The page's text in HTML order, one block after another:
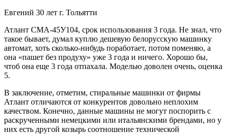
Евгений 30 лет г. Тольятти
Атлант СМА-45У104, срок использования 3 года. Не знал, что
такое бывает, думал куплю дешевую белорусскую машинку
автомат, хоть сколько-нибудь поработает, потом поменяю, а
она «пашет без продуху» уже 3 года и ничего. Хорошо бы,
чтоб она еще 3 года отпахала. Моделью доволен очень, оценка
5.
В заключение, отметим, стиральные машинки от фирмы
Атлант отличаются от конкурентов довольно неплохим
качеством. Конечно, данные машины не могут поспорить с
раскрученными немецкими или итальянскими брендами, но у
них есть другой козырь соотношение технической